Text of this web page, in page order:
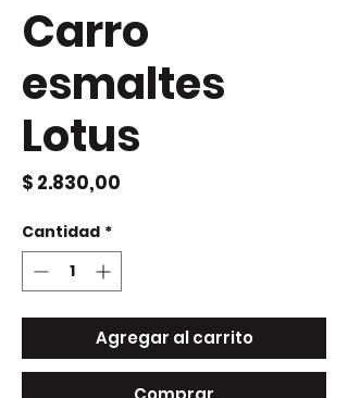
Carro
esmaltes
Lotus
$ 2.830,00
Cantidad *
Agregar al carrito